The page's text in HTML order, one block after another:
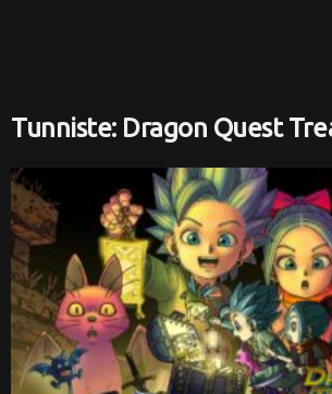
Tunniste: Dragon Quest